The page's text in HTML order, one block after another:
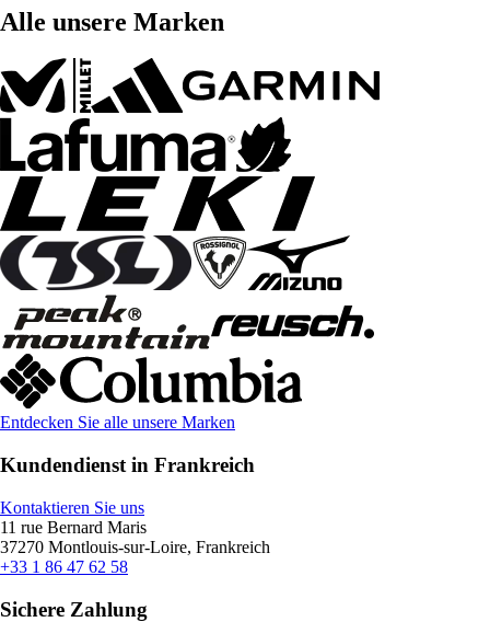
Alle unsere Marken
Entdecken Sie alle unsere Marken
Kundendienst in Frankreich
Kontaktieren Sie uns
11 rue Bernard Maris
37270 Montlouis-sur-Loire, Frankreich
+33 1 86 47 62 58
Sichere Zahlung